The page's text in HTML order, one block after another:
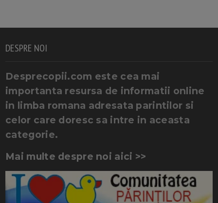
DESPRE NOI
Desprecopii.com este cea mai
importanta resursa de informatii online
in limba romana adresata parintilor si
celor care doresc sa intre in aceasta
categorie.
Mai multe despre noi aici >>